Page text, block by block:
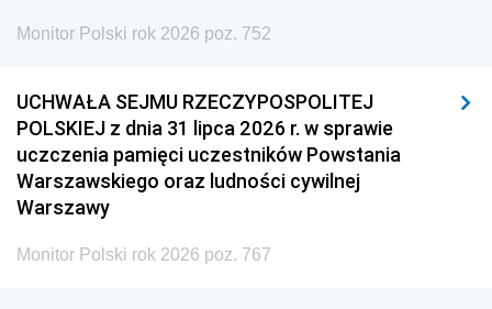
Monitor Polski rok 2026 poz. 752
UCHWAŁA SEJMU RZECZYPOSPOLITEJ
POLSKIEJ z dnia 31 lipca 2026 r. w sprawie
uczczenia pamięci uczestników Powstania
Warszawskiego oraz ludności cywilnej
Warszawy
Monitor Polski rok 2026 poz. 767